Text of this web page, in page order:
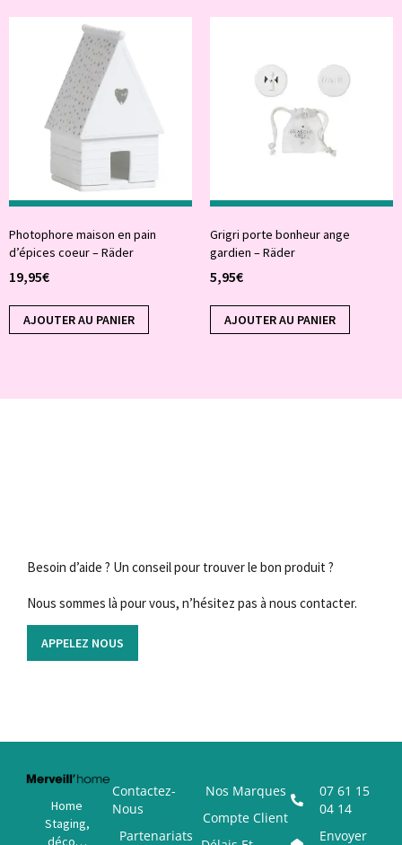
Photophore maison en pain
d’épices coeur – Räder
19,95€
AJOUTER AU PANIER
Grigri porte bonheur ange
gardien – Räder
5,95€
AJOUTER AU PANIER
Besoin d’aide ? Un conseil pour trouver le bon produit ?
Nous sommes là pour vous, n’hésitez pas à nous contacter.
APPELEZ NOUS
Home
Staging,
déco…
Contactez-
Nous
Partenariats
Nos Marques
Compte Client
07 61 15
04 14
Envoyer